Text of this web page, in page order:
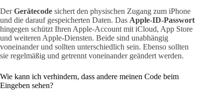
DerGerätecode sichert den physischen Zugang zum iPhone
und die darauf gespeicherten Daten. Das Apple-ID-Passwort
hingegen schützt Ihren Apple-Account mit iCloud, App Store
und weiteren Apple-Diensten. Beide sind unabhängig
voneinander und sollten unterschiedlich sein. Ebenso sollten
sie regelmäßig und getrennt voneinander geändert werden.
Wie kann ich verhindern, dass andere meinen Code beim
Eingeben sehen?